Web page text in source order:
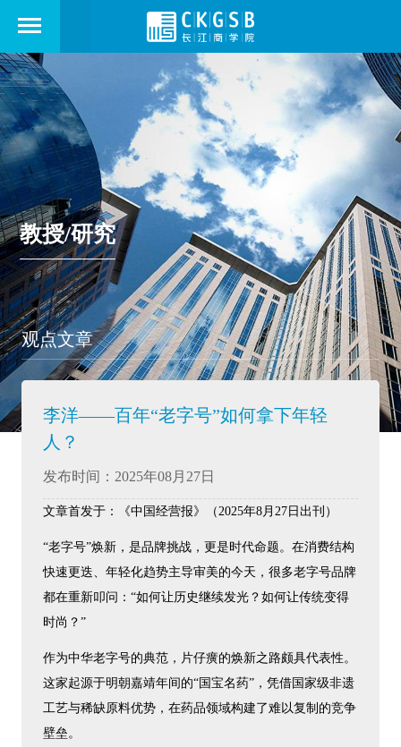
教授/研究
观点文章
李洋——百年“老字号”如何拿下年轻
人？
发布时间：2025年08月27日
文章首发于：《中国经营报》（2025年8月27日出刊）
“老字号”焕新，是品牌挑战，更是时代命题。在消费结构
快速更迭、年轻化趋势主导审美的今天，很多老字号品牌
都在重新叩问：“如何让历史继续发光？如何让传统变得
时尚？”
作为中华老字号的典范，片仔癀的焕新之路颇具代表性。
这家起源于明朝嘉靖年间的“国宝名药”，凭借国家级非遗
工艺与稀缺原料优势，在药品领域构建了难以复制的竞争
壁垒。